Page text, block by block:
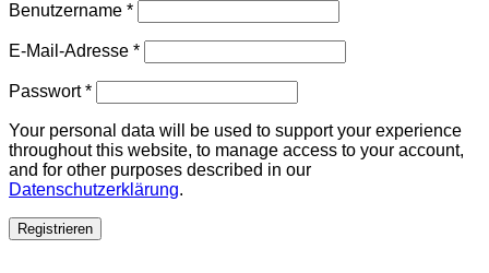
Benutzername *
E-Mail-Adresse *
Passwort*
Your personal data will be used to support your experience
throughout this website, to manage access to your account,
and for other purposes described in our
Datenschutzerklärung.
Registrieren